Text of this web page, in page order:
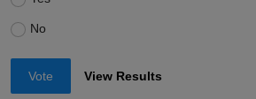
No
Vote View Results